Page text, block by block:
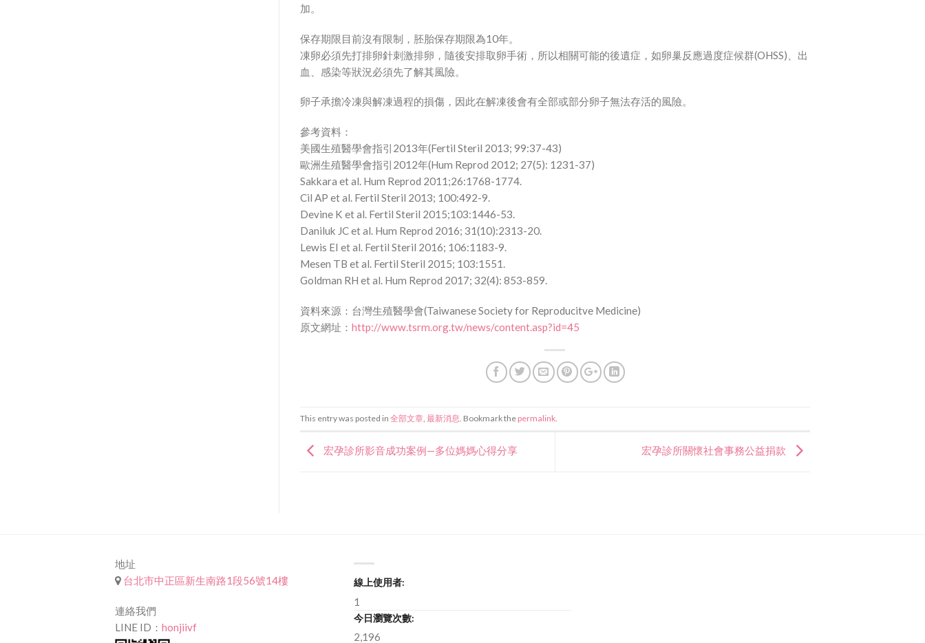
加。
保存期限目前沒有限制，胚胎保存期限為10年。
凍卵必須先打排卵針刺激排卵，隨後安排取卵手術，所以相關可能的後遺症，如卵巢反應過度症候群(OHSS)、出
血、感染等狀況必須先了解其風險。
卵子承擔冷凍與解凍過程的損傷，因此在解凍後會有全部或部分卵子無法存活的風險。
參考資料：
美國生殖醫學會指引2013年(Fertil Steril 2013; 99:37-43)
歐洲生殖醫學會指引2012年(Hum Reprod 2012; 27(5): 1231-37)
Sakkara et al. Hum Reprod 2011;26:1768-1774.
Cil AP et al. Fertil Steril 2013; 100:492-9.
Devine K et al. Fertil Steril 2015;103:1446-53.
Daniluk JC et al. Hum Reprod 2016; 31(10):2313-20.
Lewis EI et al. Fertil Steril 2016; 106:1183-9.
Mesen TB et al. Fertil Steril 2015; 103:1551.
Goldman RH et al. Hum Reprod 2017; 32(4): 853-859.
資料來源：台灣生殖醫學會(Taiwanese Society for Reproducitve Medicine)
原文網址： http://www.tsrm.org.tw/news/content.asp?id=45
This entry was posted in 全部文章, 最新消息. Bookmark the permalink.
宏孕診所影音成功案例—多位媽媽心得分享 宏孕診所關懷社會事務公益捐款
地址
台北市中正區新生南路1段56號14樓
連絡我們
LINE ID： honjiivf
線上使用者:
1
今日瀏覽次數:
2,196